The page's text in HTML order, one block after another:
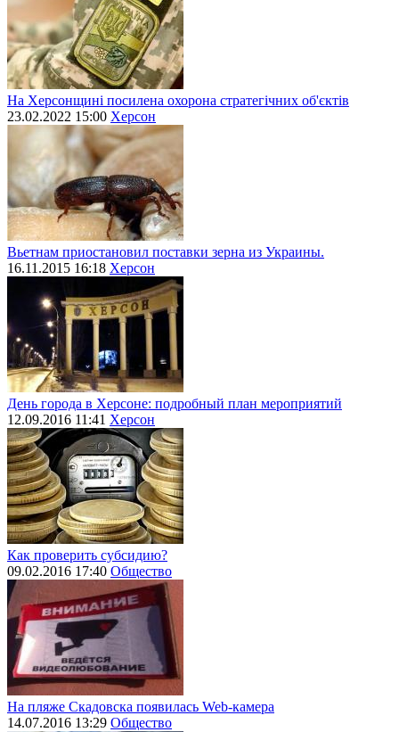
На Херсонщині посилена охорона стратегічних об'єктів
23.02.2022 15:00 Херсон
Вьетнам приостановил поставки зерна из Украины.
16.11.2015 16:18 Херсон
День города в Херсоне: подробный план мероприятий
12.09.2016 11:41 Херсон
Как проверить субсидию?
09.02.2016 17:40 Общество
На пляже Скадовска появилась Web-камера
14.07.2016 13:29 Общество